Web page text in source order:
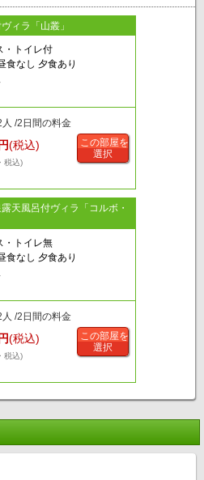
ィラ「山叢」
・トイレ付
食なし 夕食あり
/2日間の料金
円(税込)
税込)
この部屋を
選択
天風呂付ヴィラ「コルボ・
・トイレ無
食なし 夕食あり
/2日間の料金
円(税込)
税込)
この部屋を
選択